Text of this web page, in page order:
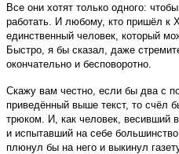
Все они хотят только одного:
работать. И любому, кто пришёл к
единственный человек, который
Быстро, я бы сказал, даже
окончательно и бесповоротно.
Скажу вам честно, если бы два с
приведённый выше текст, то счёл
трюком. И, как человек, весивший
и испытавший на себе
плюнул бы на него и выкинул